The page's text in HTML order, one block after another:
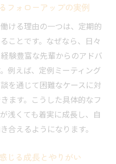
フォローアップの実例
ける理由の一つは、定期的
ことです。なぜなら、日々
験豊富な先輩からのアドバ
例えば、定例ミーティング
を通じて困難なケースに対
ます。こうした具体的なフ
浅くても着実に成長し、自
合えるようになります。
じる成長とやりがい